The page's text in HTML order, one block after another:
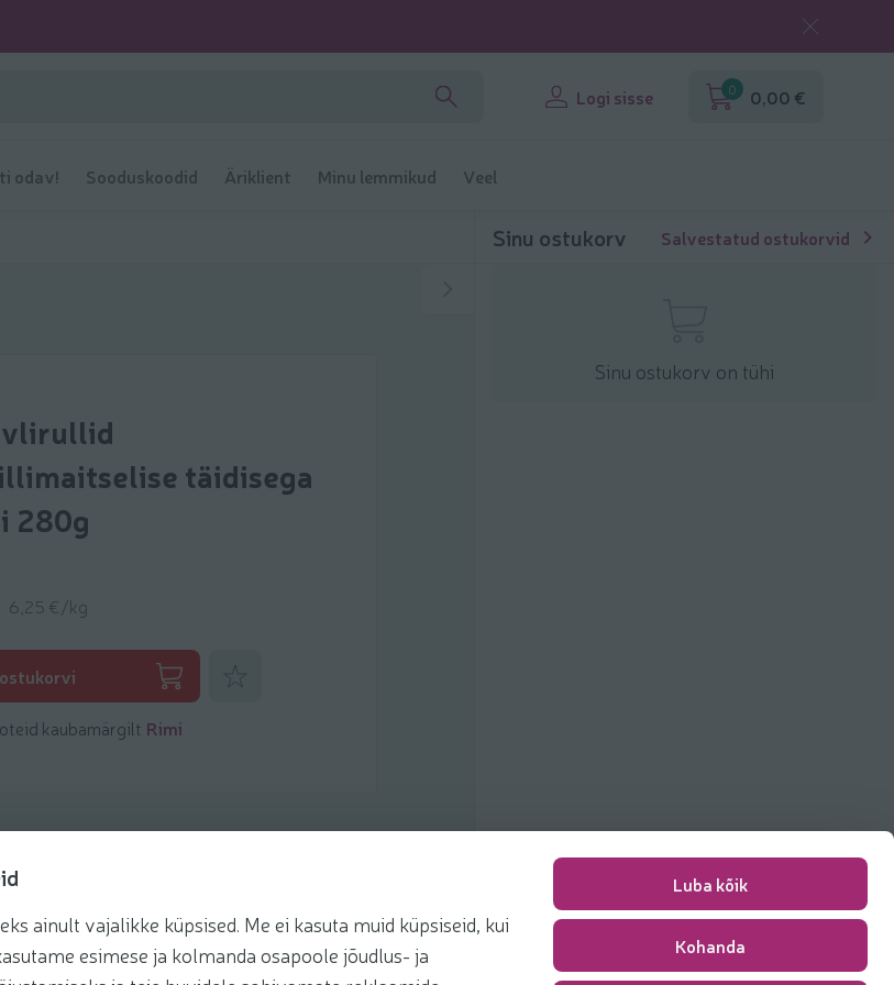
ainult vajalikke küpsised. Me ei kasuta muid küpsiseid, kui
esimese ja kolmanda osapoole jõudlus- ja
Luba kõik
Kohanda
Logi sisse 0 0,00 €
odav! Sooduskoodid Äriklient Minu lemmikud Veel
täidisega
280g
6,25 €/kg
kaubamärgilt Rimi
Sinu ostukorv Salvestatud ostukorvid
Sinu ostukorv on tühi